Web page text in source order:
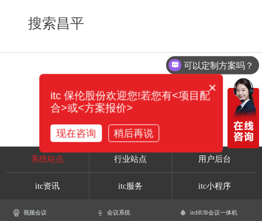
搜索昌平
系统站点 行业站点 用户后台
itc资讯 itc服务 itc小程序
视频会议 会议系统
itcHUB会议一体机
可以定制方案吗？
×
itc 保伦股份欢迎您!若您有<项目配
合>或<方案报价>
现在咨询 稍后再说